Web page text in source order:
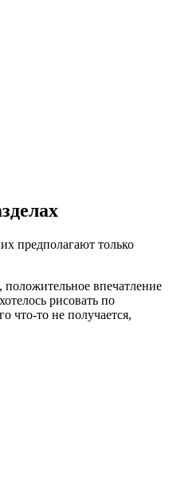
предполагают только
положительное впечатление
рисовать по
что-то не получается,